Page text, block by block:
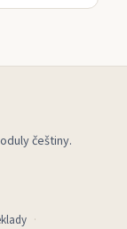
češtiny.